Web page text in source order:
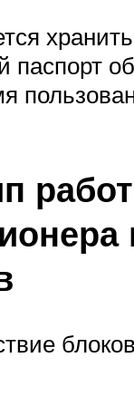
хранить
паспорт